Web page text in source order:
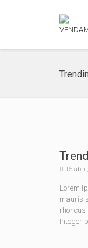
15
Lorem
mauris
Integer